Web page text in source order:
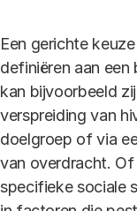
Een gerichte
definiëren aan
kan bijvoorbeeld
verspreiding van
doelgroep of via
van overdracht.
specifieke sociale